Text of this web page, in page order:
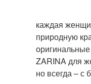
каждая
природную
ZARINA для
но всегда – с